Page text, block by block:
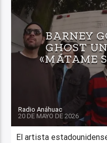
BARNEY
GHOST
«MÁTAME
Radio Anáhuac
20 DE MAYO DE 2026
El artista